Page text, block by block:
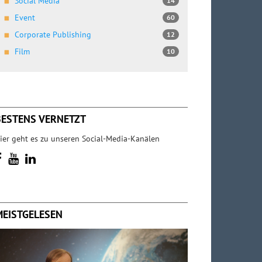
Event 60
Corporate Publishing 12
Film 10
VERNETZT
geht es zu unseren Social-Media-Kanälen